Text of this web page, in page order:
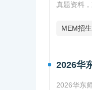
真题资料
MEM招
2026华
2026华东